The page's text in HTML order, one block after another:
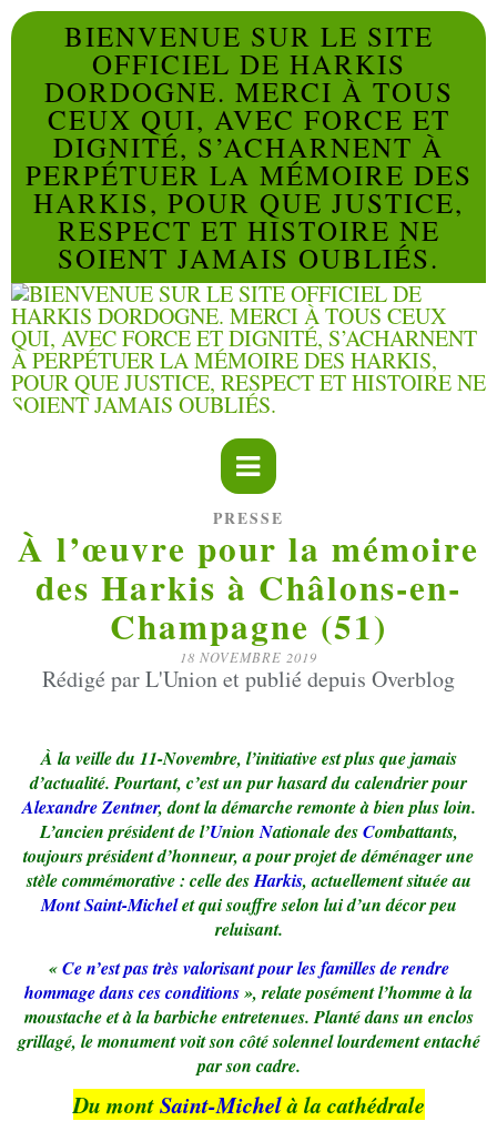
BIENVENUE SUR LE SITE
OFFICIEL DE HARKIS
DORDOGNE. MERCI À TOUS
CEUX QUI, AVEC FORCE ET
DIGNITÉ, S’ACHARNENT À
PERPÉTUER LA MÉMOIRE DES
HARKIS, POUR QUE JUSTICE,
RESPECT ET HISTOIRE NE
SOIENT JAMAIS OUBLIÉS.
PRESSE
À l’œuvre pour la mémoire
des Harkis à Châlons-en-
Champagne (51)
18 NOVEMBRE 2019
Rédigé par L'Union et publié depuis Overblog
À la veille du 11-Novembre, l’initiative est plus que jamais
d’actualité. Pourtant, c’est un pur hasard du calendrier pour
Alexandre Zentner, dont la démarche remonte à bien plus loin.
L’ancien président de l’UnionNationale desCombattants,
toujours président d’honneur, a pour projet de déménager une
stèle commémorative : celle desHarkis, actuellement située au
Mont Saint-Michelet qui souffre selon lui d’un décor peu
reluisant.
«Ce n’est pas très valorisant pour les familles de rendre
hommage dans ces conditions», relate posément l’homme à la
moustache et à la barbiche entretenues. Planté dans un enclos
grillagé, le monument voit son côté solennel lourdement entaché
par son cadre.
Du montSaint-Michelà la cathédrale